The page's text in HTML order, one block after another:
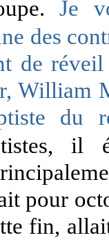
Je
des
de
William
du
il
pour
fin,